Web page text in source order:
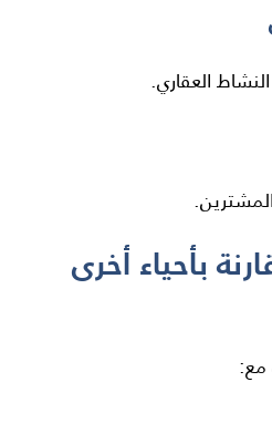
العقاري.
بأحياء أخرى
مع: